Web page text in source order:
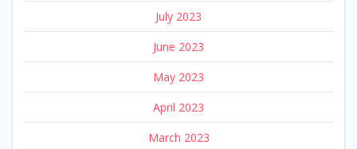
July 2023
June 2023
May 2023
April 2023
March 2023